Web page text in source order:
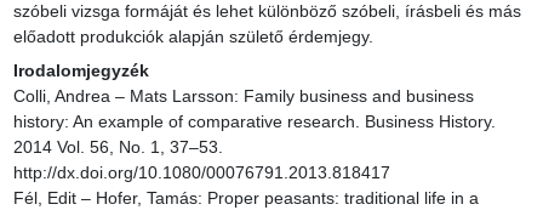
szóbeli vizsga formáját és lehet különböző szóbeli, írásbeli és más
előadott produkciók alapján születő érdemjegy.
Irodalomjegyzék
Colli, Andrea – Mats Larsson: Family business and business
history: An example of comparative research. Business History.
2014 Vol. 56, No. 1, 37–53.
http://dx.doi.org/10.1080/00076791.2013.818417
Fél, Edit – Hofer, Tamás: Proper peasants: traditional life in a